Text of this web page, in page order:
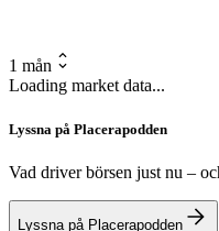
1 mån
Loading market data...
Lyssna på Placerapodden
Vad driver börsen just nu –
Lyssna på Placerapodden